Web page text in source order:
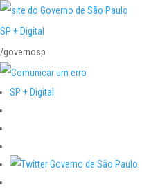
SP + Digital
/governosp
SP + Digital